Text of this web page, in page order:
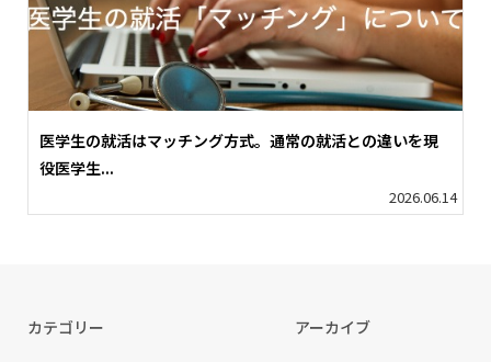
医学生の就活はマッチング方式。通常の就活との違いを現
役医学生...
2026.06.14
カテゴリー アーカイブ